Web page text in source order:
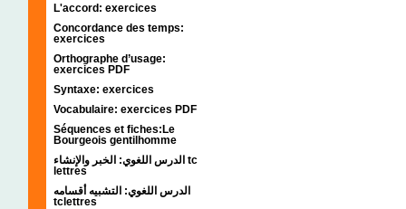
L'accord: exercices
Concordance des temps:
exercices
Orthographe d’usage:
exercices PDF
Syntaxe: exercices
Vocabulaire: exercices PDF
Séquences et fiches:Le
Bourgeois gentilhomme
الدرس اللغوي: الخبر والإنشاء tc
lettres
الدرس اللغوي: التشبيه أقسامه
tclettres